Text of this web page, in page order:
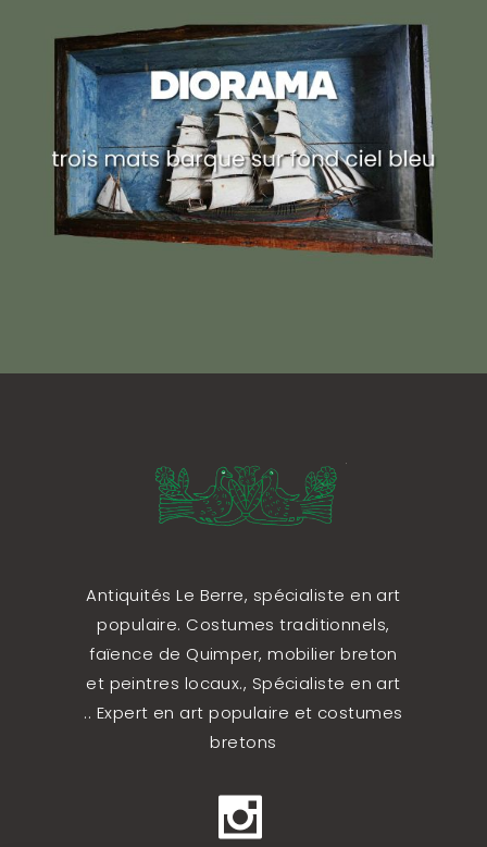
Antiquités Le Berre, spécialiste en art
populaire. Costumes traditionnels,
faïence de Quimper, mobilier breton
et peintres locaux., Spécialiste en art
.. Expert en art populaire et costumes
bretons